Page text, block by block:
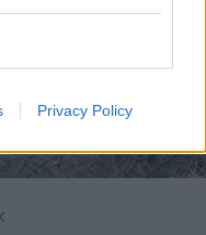
Privacy Policy